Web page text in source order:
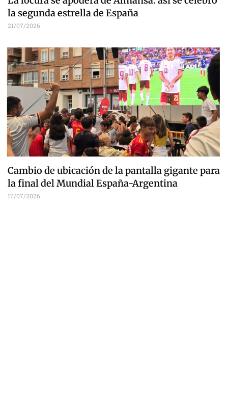
la segunda estrella de España
21/07/2026
Cambio de ubicación de la pantalla gigante para
la final del Mundial España-Argentina
17/07/2026